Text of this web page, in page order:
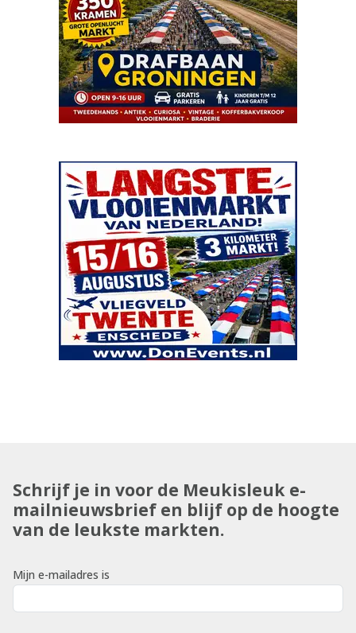
Schrijf je in voor de Meukisleuk e-
mailnieuwsbrief en blijf op de hoogte
van de leukste markten.
Mijn e-mailadres is